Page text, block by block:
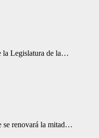
la Legislatura de la…
se renovará la mitad…